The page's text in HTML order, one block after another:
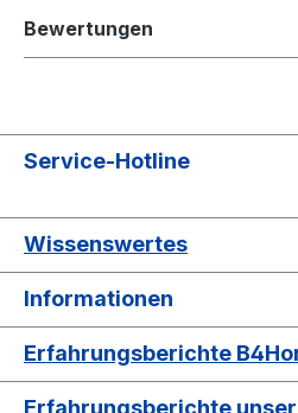
Bewertungen
Service-Hotline
Wissenswertes
Informationen
Erfahrungsberichte